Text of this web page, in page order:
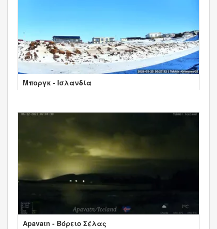
Μποργκ - Ισλανδία
Apavatn - Βόρειο Σέλας